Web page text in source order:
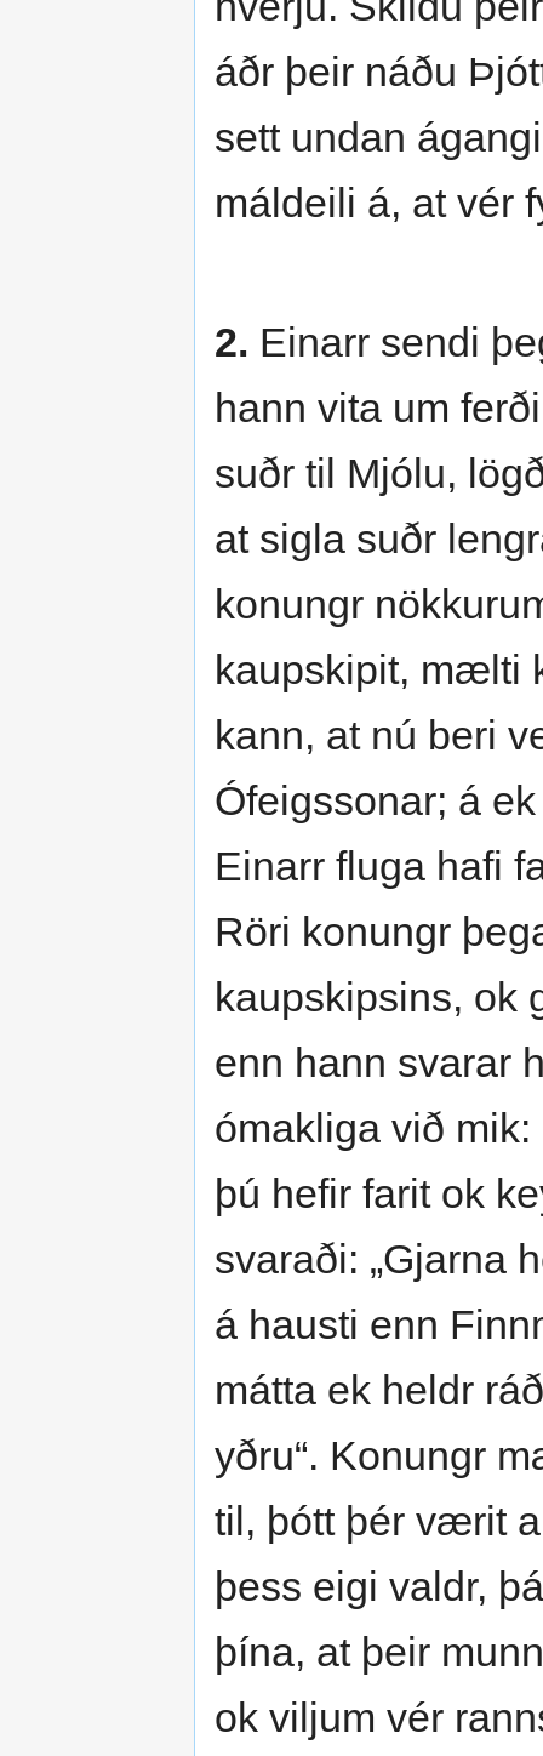
áðr þeir náðu
sett undan
máldeili á, at vér
2. Einarr sendi
hann vita um
suðr til Mjólu,
at sigla suðr
konungr
kaupskipit, mælti
kann, at nú beri
Ófeigssonar; á
Einarr fluga hafi
Röri konungr
kaupskipsins, ok
enn hann svarar
ómakliga við
þú hefir farit ok
svaraði: „Gjarna
á hausti enn
mátta ek heldr
yðru“. Konungr
til, þótt þér værit
þess eigi valdr,
þína, at þeir
ok viljum vér